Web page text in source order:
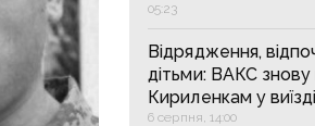
05:23
Відрядження,
дітьми: ВАКС знову
Кириленкам у
6 серпня, 14:00